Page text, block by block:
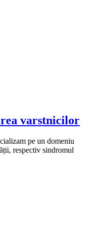
varstnicilor
pe un domeniu
respectiv sindromul